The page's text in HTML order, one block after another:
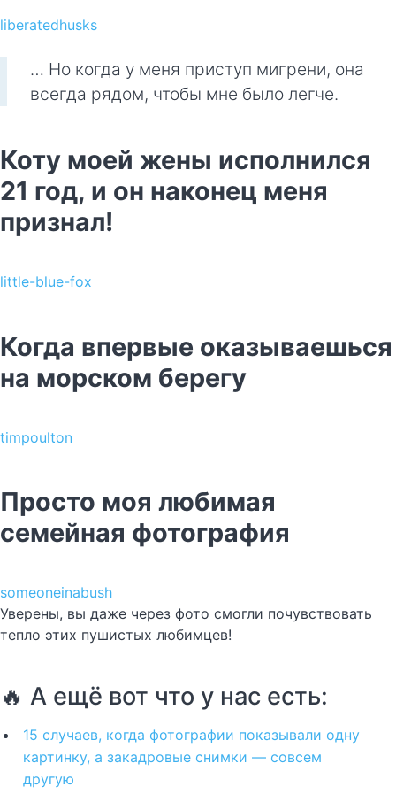
liberatedhusks
… Но когда у меня приступ мигрени, она
всегда рядом, чтобы мне было легче.
Коту моей жены исполнился
21 год, и он наконец меня
признал!
little-blue-fox
Когда впервые оказываешься
на морском берегу
timpoulton
Просто моя любимая
семейная фотография
someoneinabush
Уверены, вы даже через фото смогли почувствовать
тепло этих пушистых любимцев!
🔥 А ещё вот что у нас есть:
15 случаев, когда фотографии показывали одну
картинку, а закадровые снимки — совсем
другую